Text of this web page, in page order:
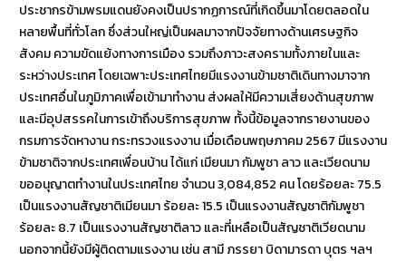
ประชากรข้ามพรมแดนยังคงเป็นปรากฏการณ์ที่เกิดขึ้นมาโดยตลอดใน
หลายพื้นที่ทั่วโลก ซึ่งส่วนใหญ่เป็นผลมาจากปัจจัยทางด้านเศรษฐกิจ
สังคม ความขัดแย้งทางการเมือง รวมถึงภาวะสงครามทั้งภายในและ
ระหว่างประเทศ โดยเฉพาะประเทศไทยมีแรงงานข้ามชาติเดินทางมาจาก
ประเทศอื่นในภูมิภาคเพื่อเข้ามาทำงาน ส่งผลให้มีความเสี่ยงด้านสุขภาพ
และมีอุปสรรคในการเข้าถึงบริการสุขภาพ ทั้งนี้ข้อมูลจากรายงานของ
กรมการจัดหางาน กระทรวงแรงงาน เมื่อเดือนพฤษภาคม 2567 มีแรงงาน
ข้ามชาติจากประเทศเพื่อนบ้าน ได้แก่ เมียนมา กัมพูชา ลาว และเวียดนาม
ขออนุญาตทำงานในประเทศไทย จำนวน 3,084,852 คน โดยร้อยละ 75.5
เป็นแรงงานสัญชาติเมียนมา ร้อยละ 15.5 เป็นแรงงานสัญชาติกัมพูชา
ร้อยละ 8.7 เป็นแรงงานสัญชาติลาว และที่เหลือเป็นสัญชาติเวียดนาม
นอกจากนี้ยังมีผู้ติดตามแรงงาน เช่น สามี ภรรยา บิดามารดา บุตร ฯลฯ